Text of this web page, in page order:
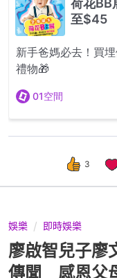
3
娛樂 即時娛樂
廖啟智兒子廖
傳聞 感恩父